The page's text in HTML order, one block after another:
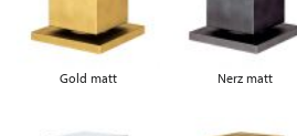
Gold matt Nerz matt